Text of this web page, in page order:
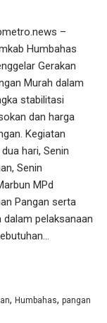
–
Humbahas
Gerakan
Murah dalam
stabilitasi
dan harga
Kegiatan
hari, Senin
Senin
MPd
Pangan serta
pelaksanaan
,Humbahas,pangan